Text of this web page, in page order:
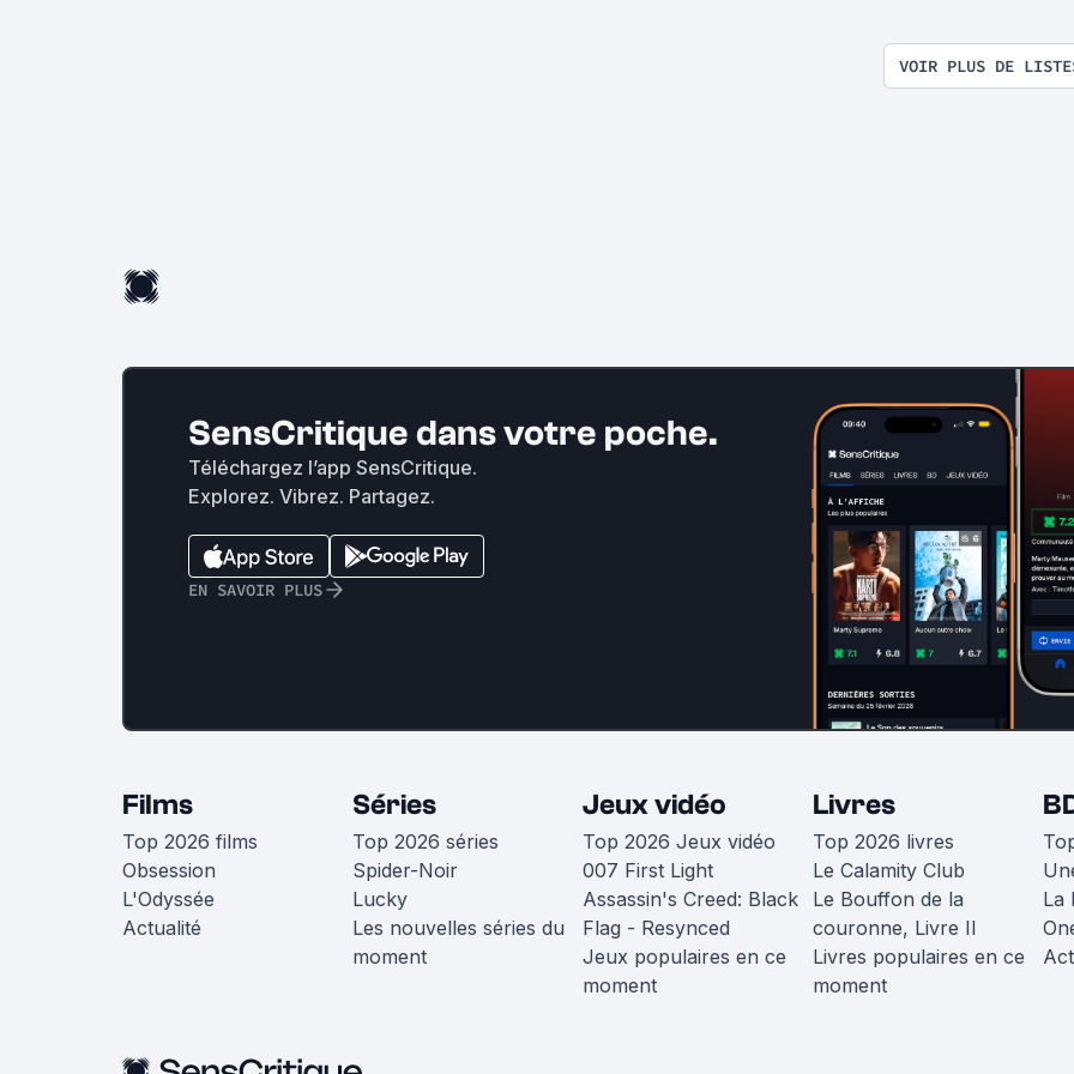
VOIR PLUS DE
SensCritique dans votre poche.
Téléchargez l’app SensCritique.
Explorez. Vibrez. Partagez.
EN SAVOIR PLUS
Films
Top 2026 films
Obsession
L'Odyssée
Actualité
Séries
Top 2026 séries
Spider-Noir
Lucky
Les nouvelles séries du
moment
Jeux vidéo
Top 2026 Jeux vidéo
007 First Light
Assassin's Creed: Black
Flag - Resynced
Jeux populaires en ce
moment
Livres
Top 2026 livres
Le Calamity Club
Le Bouffon de la
couronne, Livre II
Livres populaires en ce
moment
La